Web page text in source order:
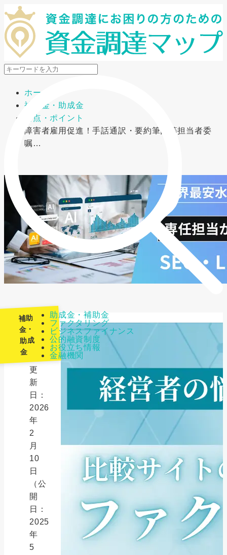
メニューを開閉
助成金・補助金
ファクタリング
ビジネスファイナンス
公的融資制度
お役立ち情報
金融機関
ホーム
補助金・助成金
要点・ポイント
障害者雇用促進！手話通訳・要約筆記等担当者委
嘱…
補助
金・
助成
金
最
更
新
日：
2026
年
2
月
10
日
（公
開
日：
2025
年
5